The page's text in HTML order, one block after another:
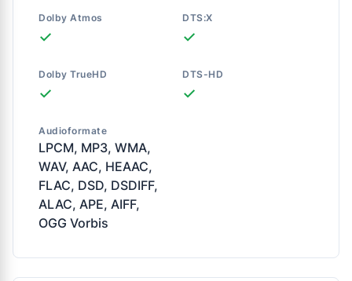
Dolby Atmos
✓
DTS:X
✓
Dolby TrueHD
✓
DTS-HD
✓
Audioformate
LPCM, MP3, WMA,
WAV, AAC, HEAAC,
FLAC, DSD, DSDIFF,
ALAC, APE, AIFF,
OGG Vorbis